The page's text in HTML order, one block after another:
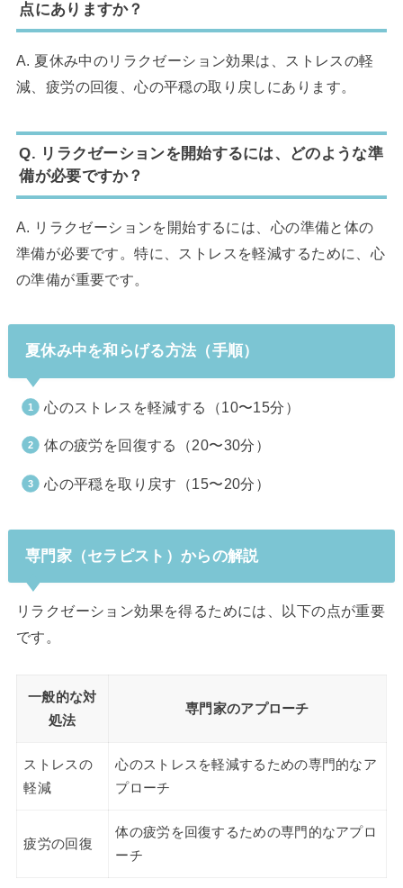
点にありますか？
A. 夏休み中のリラクゼーション効果は、ストレスの軽
減、疲労の回復、心の平穏の取り戻しにあります。
Q. リラクゼーションを開始するには、どのような準
備が必要ですか？
A. リラクゼーションを開始するには、心の準備と体の
準備が必要です。特に、ストレスを軽減するために、心
の準備が重要です。
夏休み中を和らげる方法（手順）
心のストレスを軽減する（10〜15分）
体の疲労を回復する（20〜30分）
心の平穏を取り戻す（15〜20分）
専門家（セラピスト）からの解説
リラクゼーション効果を得るためには、以下の点が重要
です。
一般的な対
処法
専門家のアプローチ
ストレスの
軽減
心のストレスを軽減するための専門的なア
プローチ
疲労の回復
体の疲労を回復するための専門的なアプロ
ーチ